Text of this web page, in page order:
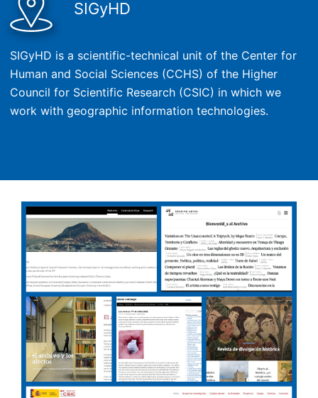
SIGyHD
SIGyHD is a scientific-technical unit of the Center for
Human and Social Sciences (CCHS) of the Higher
Council for Scientific Research (CSIC) in which we
work with geographic information technologies.